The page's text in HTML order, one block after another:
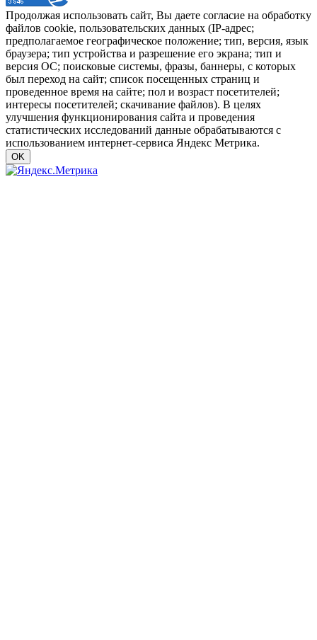
Продолжая использовать сайт, Вы даете согласие на обработку
файлов cookie, пользовательских данных (IP-адрес;
предполагаемое географическое положение; тип, версия, язык
браузера; тип устройства и разрешение его экрана; тип и
версия ОС; поисковые системы, фразы, баннеры, с которых
был переход на сайт; список посещенных страниц и
проведенное время на сайте; пол и возраст посетителей;
интересы посетителей; скачивание файлов). В целях
улучшения функционирования сайта и проведения
статистических исследований данные обрабатываются с
использованием интернет-сервиса Яндекс Метрика.
OK